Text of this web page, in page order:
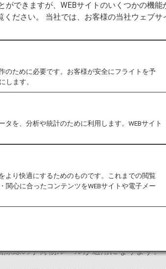
航空会社運航便
提携航空会社の機材および乗務員にて
の航空会社の手荷物ルールが適用にな
IATA手荷物規則 決議302号
ール
超過手荷物料金・機内持ち込み手荷物
物許容量が適用されます。
無料手荷物許容量が航空券に記載さ
線の手荷物ルールが適用になります。
ができますが、WEBサイトのいくつかの機
ください。 当社では、お客様の当社ウェブ
のために必要です。お客様が安全にフライトを予
します。
タを、分析や統計のために利用します。WEBサイト
より快適にするためのものです。これまでの閲覧
関心に合ったコンテンツをWEBサイトや電子メー